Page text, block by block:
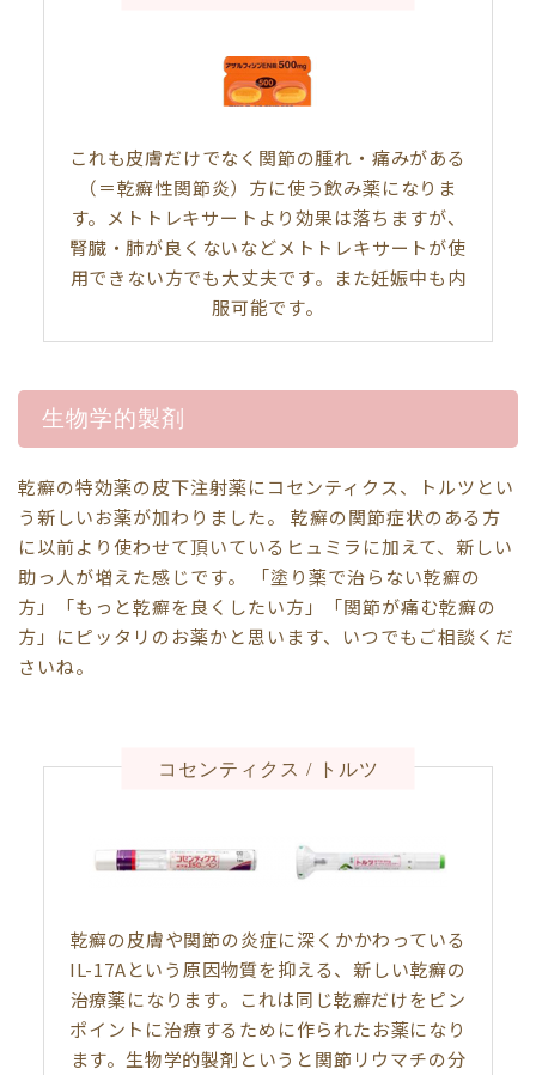
これも皮膚だけでなく関節の腫れ・痛みがある
（＝乾癬性関節炎）方に使う飲み薬になりま
す。メトトレキサートより効果は落ちますが、
腎臓・肺が良くないなどメトトレキサートが使
用できない方でも大丈夫です。また妊娠中も内
服可能です。
生物学的製剤
乾癬の特効薬の皮下注射薬にコセンティクス、トルツとい
う新しいお薬が加わりました。 乾癬の関節症状のある方
に以前より使わせて頂いているヒュミラに加えて、新しい
助っ人が増えた感じです。 「塗り薬で治らない乾癬の
方」「もっと乾癬を良くしたい方」「関節が痛む乾癬の
方」にピッタリのお薬かと思います、いつでもご相談くだ
さいね。
コセンティクス / トルツ
乾癬の皮膚や関節の炎症に深くかかわっている
IL-17Aという原因物質を抑える、新しい乾癬の
治療薬になります。これは同じ乾癬だけをピン
ポイントに治療するために作られたお薬になり
ます。生物学的製剤というと関節リウマチの分